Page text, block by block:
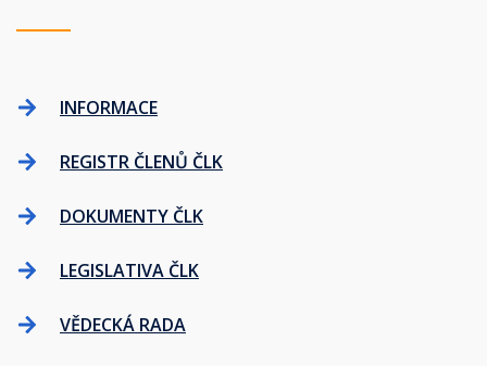
INFORMACE
REGISTR ČLENŮ ČLK
DOKUMENTY ČLK
LEGISLATIVA ČLK
VĚDECKÁ RADA